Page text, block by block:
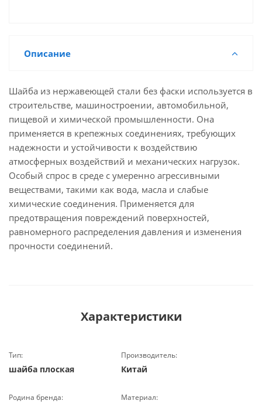
Описание
Шайба из нержавеющей стали без фаски используется в
строительстве, машиностроении, автомобильной,
пищевой и химической промышленности. Она
применяется в крепежных соединениях, требующих
надежности и устойчивости к воздействию
атмосферных воздействий и механических нагрузок.
Особый спрос в среде с умеренно агрессивными
веществами, такими как вода, масла и слабые
химические соединения. Применяется для
предотвращения повреждений поверхностей,
равномерного распределения давления и изменения
прочности соединений.
Характеристики
Тип:
шайба плоская
Производитель:
Китай
Родина бренда: Материал: